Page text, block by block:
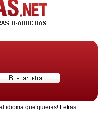
idioma que quieras! Letras